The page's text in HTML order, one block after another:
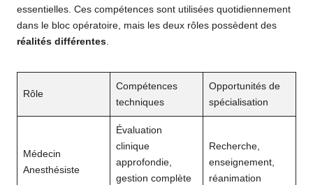
essentielles. Ces compétences sont utilisées quotidiennement
dans le bloc opératoire, mais les deux rôles possèdent des
réalités différentes.
Rôle
Compétences
techniques
Opportunités de
spécialisation
Médecin
Anesthésiste
Évaluation
clinique
approfondie,
gestion complète
Recherche,
enseignement,
réanimation